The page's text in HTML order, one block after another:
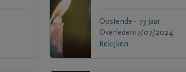
Oostende - 73 jaar
Overleden17/07/2024
Bekijken